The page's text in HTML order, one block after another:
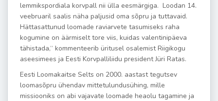
lemmikspordiala korvpall nii ülla eesmärgiga. Loodan 14.
veebruaril saalis näha paljusid oma sõpru ja tuttavaid.
Hättasattunud loomade raviarvete tasumiseks raha
kogumine on äärmiselt tore viis, kuidas valentinipäeva
tähistada,“ kommenteerib üritusel osalemist Riigikogu
aseesimees ja Eesti Korvpalliliidu president Jüri Ratas.
Eesti Loomakaitse Selts on 2000. aastast tegutsev
loomasõpru ühendav mittetulundusühing, mille
missiooniks on abi vajavate loomade heaolu tagamine ja